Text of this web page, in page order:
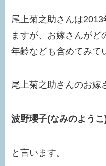
尾上菊之助さんは
ますが、お嫁さんが
年齢なども含めてみて
尾上菊之助さんのお嫁
波野瓔子(なみのようこ
と言います。